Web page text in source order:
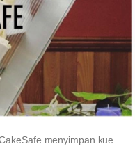
menyimpan kue